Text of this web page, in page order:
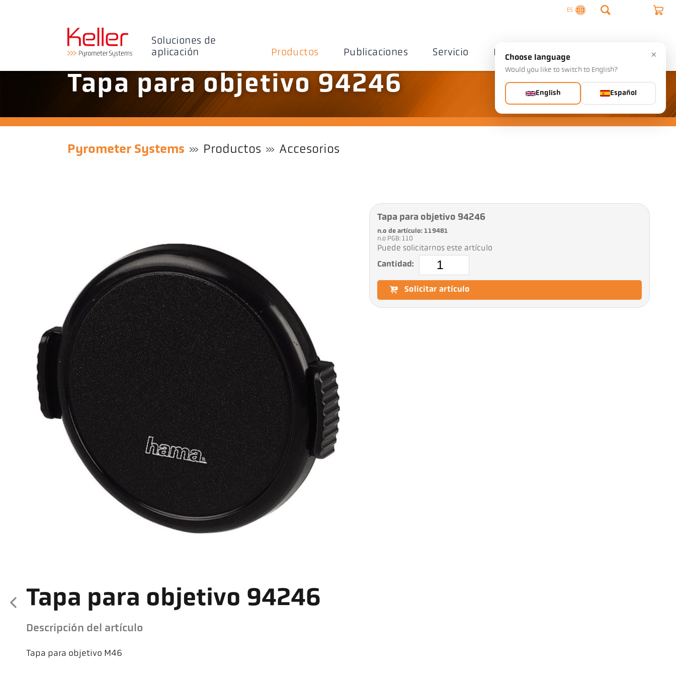
ES
Soluciones de
aplicación
Productos Publicaciones Servicio Empresa Contactos
Tapa para objetivo 94246
Pyrometer Systems Productos Accesorios
Tapa para objetivo 94246
Descripción del artículo
Tapa para objetivo M46
Tapa para objetivo 94246
n.o de artículo: 119481
n.o PGB: 110
Puede solicitarnos este artículo
Cantidad:
Solicitar artículo
×
Choose language
Would you like to switch to English?
English Español